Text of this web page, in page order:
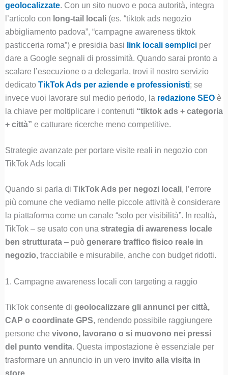
geolocalizzate. Con un sito nuovo e poca autorità, integra
l’articolo con long-tail locali(es. “tiktok ads negozio
abbigliamento padova”, “campagne awareness tiktok
pasticceria roma”) e presidia basi link locali sempliciper
dare a Google segnali di prossimità. Quando sarai pronto a
scalare l’esecuzione o a delegarla, trovi il nostro servizio
dedicato TikTok Ads per aziende e professionisti; se
invece vuoi lavorare sul medio periodo, la redazione SEOè
la chiave per moltiplicare i contenuti “tiktok ads + categoria
+ città” e catturare ricerche meno competitive.
Strategie avanzate per portare visite reali in negozio con
TikTok Ads locali
Quando si parla di TikTok Ads per negozi locali, l’errore
più comune che vediamo nelle piccole attività è considerare
la piattaforma come un canale “solo per visibilità”. In realtà,
TikTok – se usato con una strategia di awareness locale
ben strutturata– può generare traffico fisico reale in
negozio, tracciabile e misurabile, anche con budget ridotti.
1. Campagne awareness locali con targeting a raggio
TikTok consente di geolocalizzare gli annunci per città,
CAP o coordinate GPS, rendendo possibile raggiungere
persone che vivono, lavorano o si muovono nei pressi
del punto vendita. Questa impostazione è essenziale per
trasformare un annuncio in un vero invito alla visita in
store.